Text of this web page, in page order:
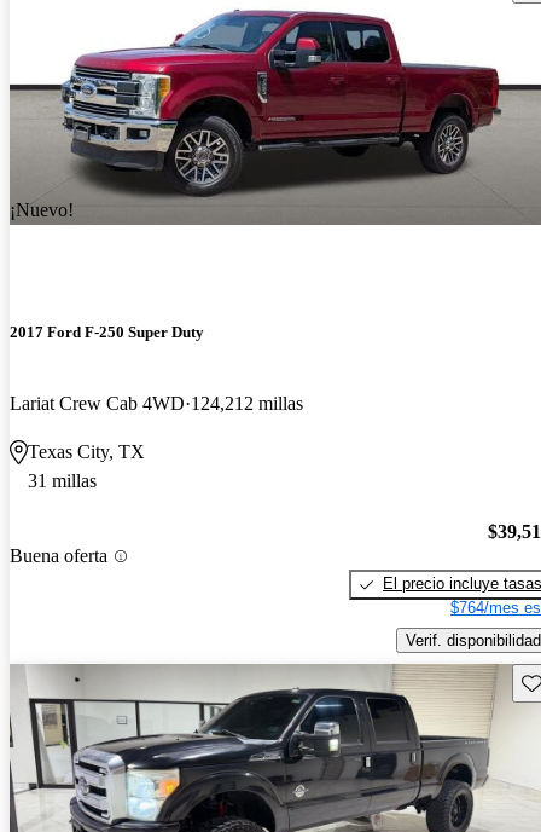
¡Nuevo!
2017 Ford F-250 Super Duty
Lariat Crew Cab 4WD 124,212 millas
Texas City, TX
31 millas
Buena oferta
El precio incluye tasas
$764/mes
Verif. disponibilidad